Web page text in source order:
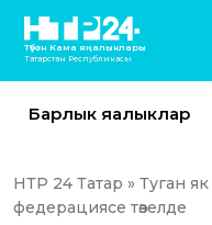
Түбән Кама яңалыклары
Татарстан Республикасы
Барлык яңалыклар
НТР 24 Татар » Туган як
федерациясе төзелде